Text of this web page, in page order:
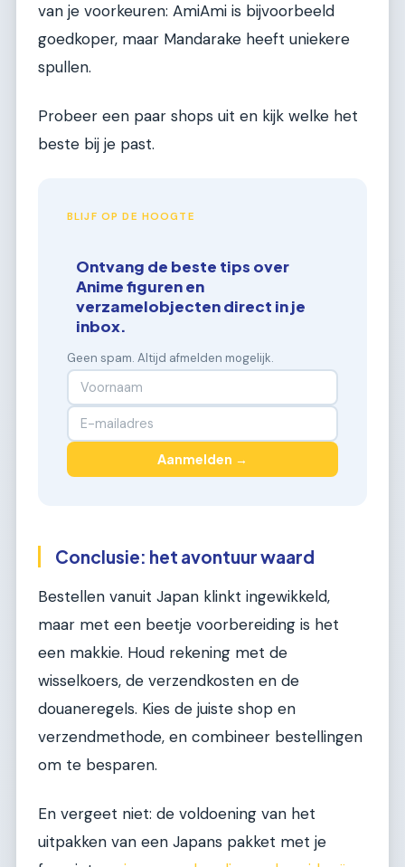
van je voorkeuren: AmiAmi is bijvoorbeeld
goedkoper, maar Mandarake heeft uniekere
spullen.
Probeer een paar shops uit en kijk welke het
beste bij je past.
BLIJF OP DE HOOGTE
Ontvang de beste tips over
Anime figuren en
verzamelobjecten direct in je
inbox.
Geen spam. Altijd afmelden mogelijk.
Aanmelden →
Conclusie: het avontuur waard
Bestellen vanuit Japan klinkt ingewikkeld,
maar met een beetje voorbereiding is het
een makkie. Houd rekening met de
wisselkoers, de verzendkosten en de
douaneregels. Kies de juiste shop en
verzendmethode, en combineer bestellingen
om te besparen.
En vergeet niet: de voldoening van het
uitpakken van een Japans pakket met je